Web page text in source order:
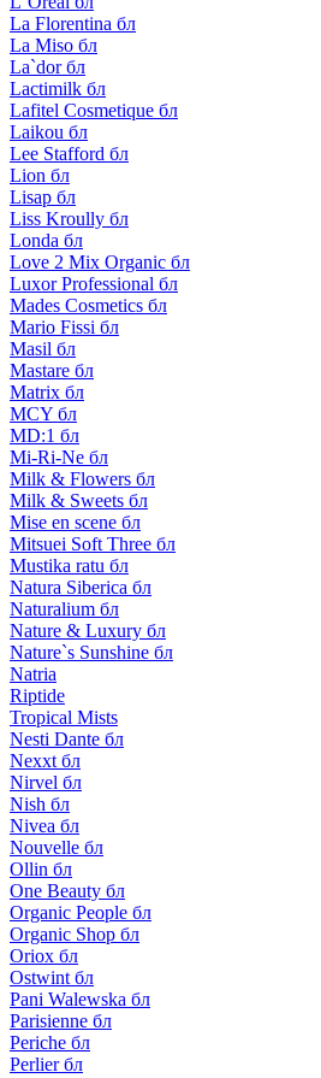
La Florentina бл
La Miso бл
La`dor бл
Lactimilk бл
Lafitel Cosmetique бл
Laikou бл
Lee Stafford бл
Lion бл
Lisap бл
Liss Kroully бл
Londa бл
Love 2 Mix Organic бл
Luxor Professional бл
Mades Cosmetics бл
Mario Fissi бл
Masil бл
Mastare бл
Matrix бл
MCY бл
MD:1 бл
Mi-Ri-Ne бл
Milk & Flowers бл
Milk & Sweets бл
Mise en scene бл
Mitsuei Soft Three бл
Mustika ratu бл
Natura Siberica бл
Naturalium бл
Nature & Luxury бл
Nature`s Sunshine бл
Natria
Riptide
Tropical Mists
Nesti Dante бл
Nexxt бл
Nirvel бл
Nish бл
Nivea бл
Nouvelle бл
Ollin бл
One Beauty бл
Organic People бл
Organic Shop бл
Oriox бл
Ostwint бл
Pani Walewska бл
Parisienne бл
Periche бл
Perlier бл